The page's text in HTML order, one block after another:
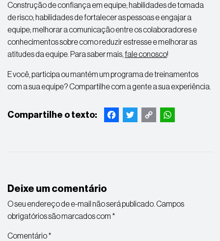
Construção de confiança em equipe; habilidades de tomada
de risco; habilidades de fortalecer as pessoas e engajar a
equipe; melhorar a comunicação entre os colaboradores e
conhecimentos sobre como reduzir estresse e melhorar as
atitudes da equipe. Para saber mais, fale conosco!
E você, participa ou mantém um programa de treinamentos
com a sua equipe? Compartilhe com a gente a sua experiência.
FacebookTwitterCopy
WhatsApp
Deixe um comentário
O seu endereço de e-mail não será publicado. Campos
obrigatórios são marcados com *
Comentário*